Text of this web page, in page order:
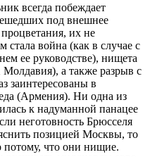
всегда побеждает
под внешнее
их не
стала война (как в случае с
ее руководстве), нищета
а также разрыв с
заинтересованы в
(Армения). Ни одна из
к надуманной панацее
неготовность Брюсселя
позицией Москвы, то
потому, что они нищие.